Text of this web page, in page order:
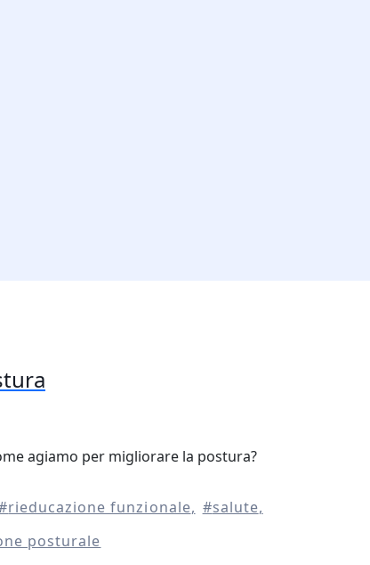
agiamo per migliorare la postura?
rieducazione funzionale
salute
posturale